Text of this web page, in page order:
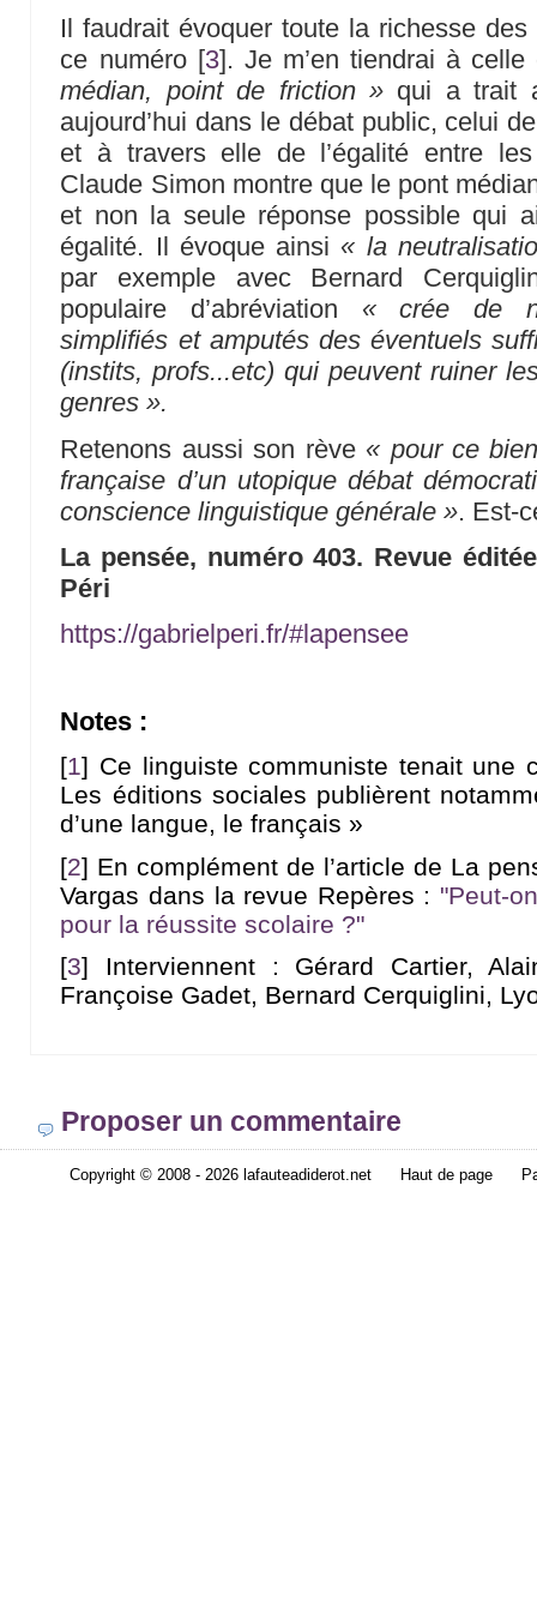
Il faudrait évoquer toute la richesse
ce numéro[3] . Je m’en tiendrai à
médian, point de friction » qui a trait
aujourd’hui dans le débat public, celui
et à travers elle de l’égalité entre
Claude Simon montre que le pont
et non la seule réponse possible qui
égalité. Il évoque ainsi « la
par exemple avec Bernard
populaire d’abréviation « crée de
simplifiés et amputés des éventuels
(instits, profs...etc) qui peuvent ruiner
genres ».
Retenons aussi son rève « pour ce
française d’un utopique débat
conscience linguistique générale ». Est-
La pensée, numéro 403. Revue
Péri
https://gabrielperi.fr/#lapensee
Notes :
[1] Ce linguiste communiste tenait une
Les éditions sociales publièrent
d’une langue, le français »
[2] En complément de l’article de La
Vargas dans la revue Repères : "Peut-
pour la réussite scolaire ?"
[3] Interviennent : Gérard Cartier,
Françoise Gadet, Bernard Cerquiglini,
Proposer un commentaire
Copyright © 2008 - 2026 lafauteadiderot.net Haut de page